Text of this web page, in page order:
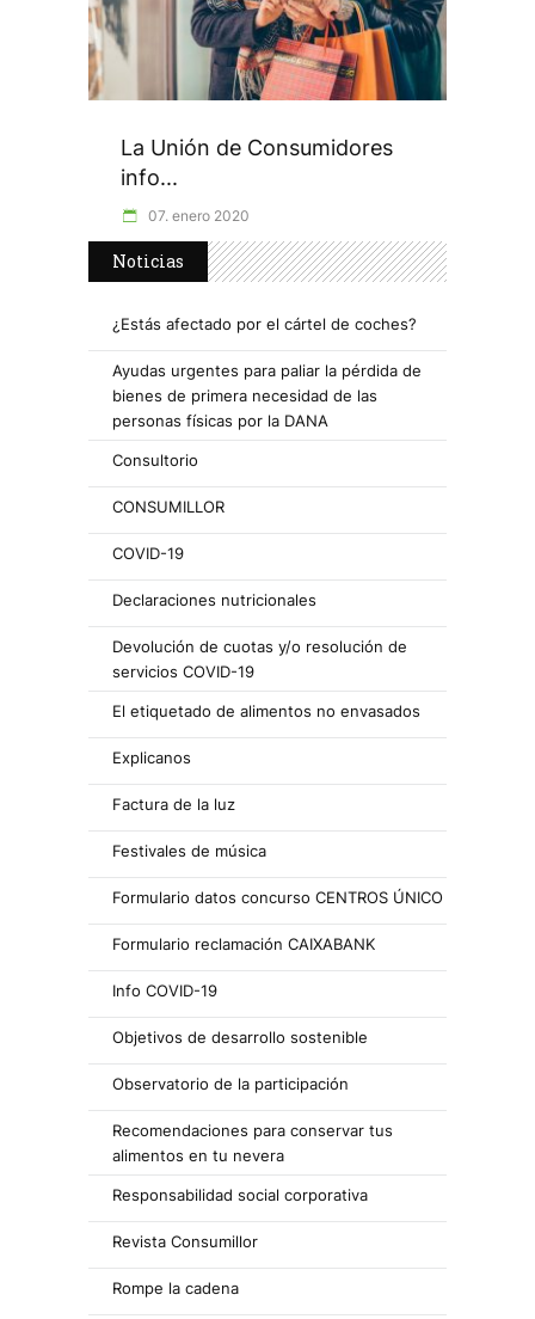
La Unión de Consumidores
info...
07. enero 2020
Noticias
¿Estás afectado por el cártel de coches?
Ayudas urgentes para paliar la pérdida de
bienes de primera necesidad de las
personas físicas por la DANA
Consultorio
CONSUMILLOR
COVID-19
Declaraciones nutricionales
Devolución de cuotas y/o resolución de
servicios COVID-19
El etiquetado de alimentos no envasados
Explicanos
Factura de la luz
Festivales de música
Formulario datos concurso CENTROS ÚNICO
Formulario reclamación CAIXABANK
Info COVID-19
Objetivos de desarrollo sostenible
Observatorio de la participación
Recomendaciones para conservar tus
alimentos en tu nevera
Responsabilidad social corporativa
Revista Consumillor
Rompe la cadena